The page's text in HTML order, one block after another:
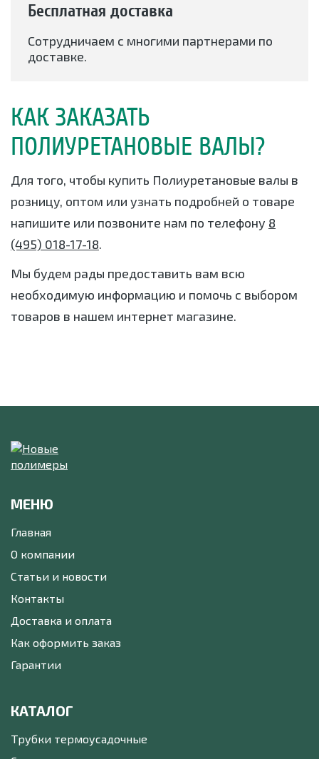
Бесплатная доставка
Сотрудничаем с многими партнерами по
доставке.
КАК ЗАКАЗАТЬ
ПОЛИУРЕТАНОВЫЕ ВАЛЫ?
Для того, чтобы купить Полиуретановые валы в
розницу, оптом или узнать подробней о товаре
напишите или позвоните нам по телефону 8
(495) 018-17-18.
Мы будем рады предоставить вам всю
необходимую информацию и помочь с выбором
товаров в нашем интернет магазине.
МЕНЮ
Главная
О компании
Статьи и новости
Контакты
Доставка и оплата
Как оформить заказ
Гарантии
КАТАЛОГ
Трубки термоусадочные